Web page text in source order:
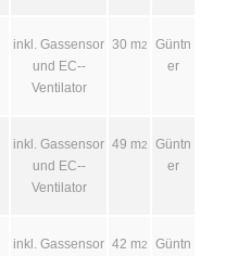
inkl. Gas­sensor
und EC-­
Ventilator
30 m2
Güntn
er
inkl. Gas­sensor
und EC-­
Ventilator
49 m2
Güntn
er
inkl. Gas­sensor 42 m2
Güntn